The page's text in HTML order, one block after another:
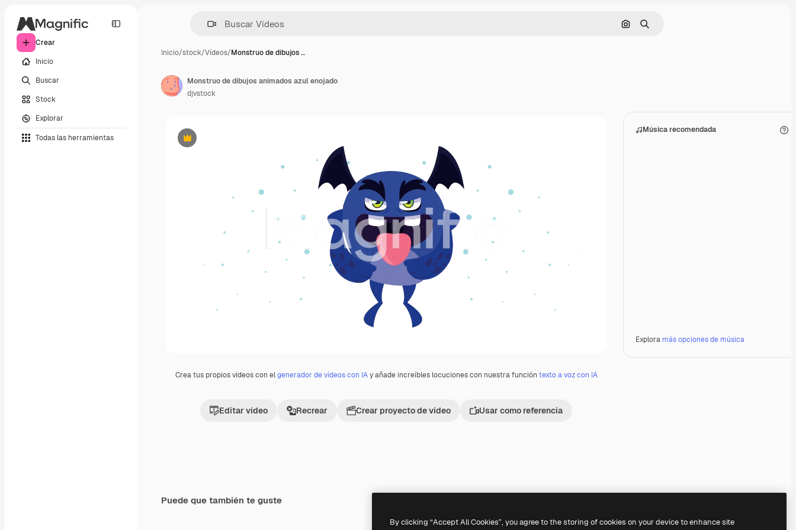
Crear
Inicio
Buscar
Stock
Explorar
Todas las herramientas
Buscar por imagen
Buscar
Inicio/stock/Vídeos/Monstruo de dibujos …
Premium
Crea tus propios vídeos con elgenerador de vídeos con IAy añade increíbles locuciones con nuestra función texto a voz con IA
Editar vídeo Recrear Crear proyecto de vídeo Usar como referencia
Música recomendada
Explora más opciones de música
Monstruo de dibujos animados azul enojado
djvstock
Puede que también te guste
By clicking “Accept All Cookies”, you agree to the storing of cookies on your device to enhance site